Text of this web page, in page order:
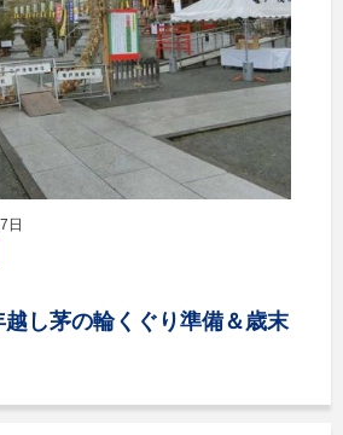
日
し茅の輪くぐり準備＆歳末